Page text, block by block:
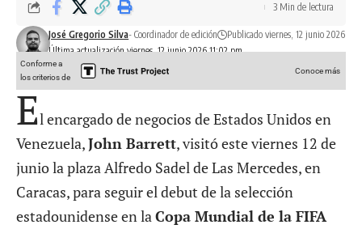
Última actualización viernes, 12 junio 2026 11:02 pm
José Gregorio Silva- Coordinador de edición Publicado viernes, 12 junio 2026
3 Min de lectura
Conforme a
los criterios de
Conoce más
El encargado de negocios de Estados Unidos en
Venezuela,John Barrett, visitó este viernes 12 de
junio la plaza Alfredo Sadel de Las Mercedes, en
Caracas, para seguir el debut de la selección
estadounidense en la Copa Mundial de la FIFA